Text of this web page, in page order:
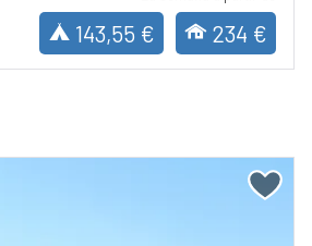
143,55 € 234 €